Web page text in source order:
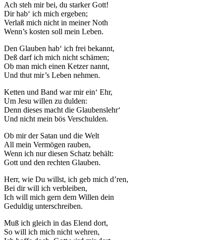
Ach steh mir bei, du starker Gott!
Dir hab‘ ich mich ergeben;
Verlaß mich nicht in meiner Noth
Wenn’s kosten soll mein Leben.
Den Glauben hab‘ ich frei bekannt,
Deß darf ich mich nicht schämen;
Ob man mich einen Ketzer nannt,
Und thut mir’s Leben nehmen.
Ketten und Band war mir ein‘ Ehr,
Um Jesu willen zu dulden:
Denn dieses macht die Glaubenslehr‘
Und nicht mein bös Verschulden.
Ob mir der Satan und die Welt
All mein Vermögen rauben,
Wenn ich nur diesen Schatz behält:
Gott und den rechten Glauben.
Herr, wie Du willst, ich geb mich d’ren,
Bei dir will ich verbleiben,
Ich will mich gern dem Willen dein
Geduldig unterschreiben.
Muß ich gleich in das Elend dort,
So will ich mich nicht wehren,